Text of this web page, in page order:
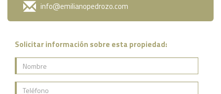
info@emilianopedrozo.com
Solicitar información sobre esta propiedad: